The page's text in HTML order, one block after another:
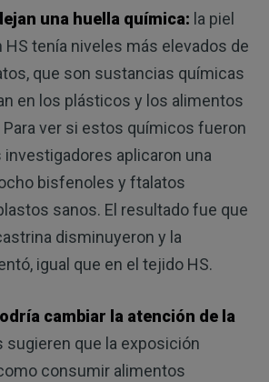
una huella química: la piel
tenía niveles más elevados de
que son sustancias químicas
en los plásticos y los alimentos
ver si estos químicos fueron
investigadores aplicaron una
bisfenoles y ftalatos
sanos. El resultado fue que
disminuyeron y la
igual que en el tejido HS.
cambiar la atención de la
sugieren que la exposición
consumir alimentos